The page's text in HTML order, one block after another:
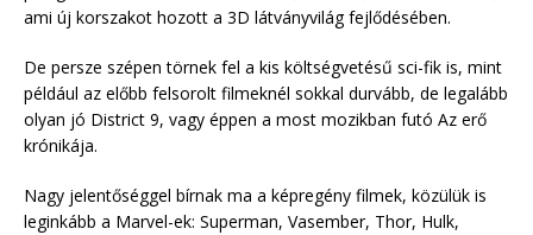
ami új korszakot hozott a 3D látványvilág fejlődésében.
De persze szépen törnek fel a kis költségvetésű sci-fik is, mint
például az előbb felsorolt filmeknél sokkal durvább, de legalább
olyan jó District 9, vagy éppen a most mozikban futó Az erő
krónikája.
Nagy jelentőséggel bírnak ma a képregény filmek, közülük is
leginkább a Marvel-ek: Superman, Vasember, Thor, Hulk,